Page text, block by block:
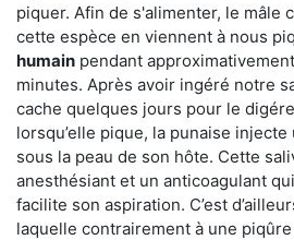
piquer. Afin de s'alimenter, le mâle
cette espèce en viennent à nous
humain pendant
minutes. Après avoir ingéré notre
cache quelques jours pour le
lorsqu’elle pique, la punaise
sous la peau de son hôte. Cette
anesthésiant et un anticoagulant
facilite son aspiration. C’est
laquelle contrairement à une